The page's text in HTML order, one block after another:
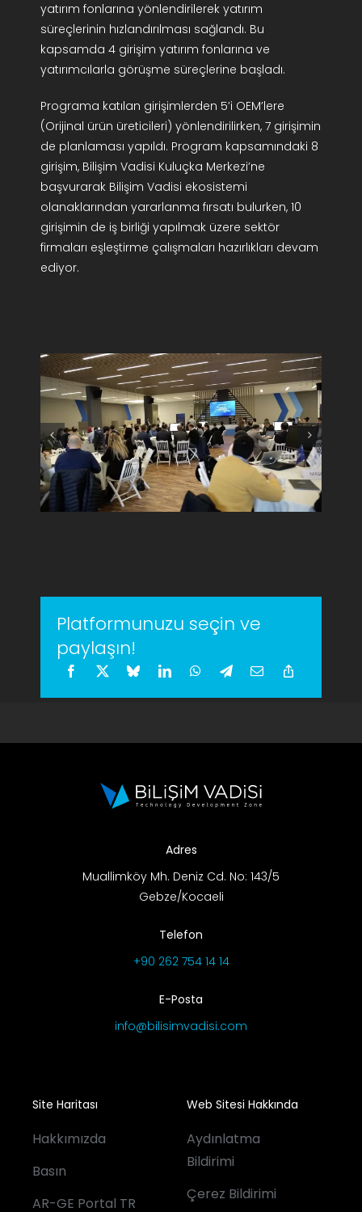
yatırım fonlarına yönlendirilerek yatırım
süreçlerinin hızlandırılması sağlandı. Bu
kapsamda 4 girişim yatırım fonlarına ve
yatırımcılarla görüşme süreçlerine başladı.
Programa katılan girişimlerden 5’i OEM’lere
(Orijinal ürün üreticileri) yönlendirilirken, 7 girişimin
de planlaması yapıldı. Program kapsamındaki 8
girişim, Bilişim Vadisi Kuluçka Merkezi’ne
başvurarak Bilişim Vadisi ekosistemi
olanaklarından yararlanma fırsatı bulurken, 10
girişimin de iş birliği yapılmak üzere sektör
firmaları eşleştirme çalışmaları hazırlıkları devam
ediyor.
Platformunuzu seçin ve
paylaşın!
Adres
Muallimköy Mh. Deniz Cd. No: 143/5
Gebze/Kocaeli
Telefon
+90 262 754 14 14
E-Posta
info@bilisimvadisi.com
Site Haritası
Hakkımızda
Basın
AR-GE Portal TR
Web Sitesi Hakkında
Aydınlatma
Bildirimi
Çerez Bildirimi